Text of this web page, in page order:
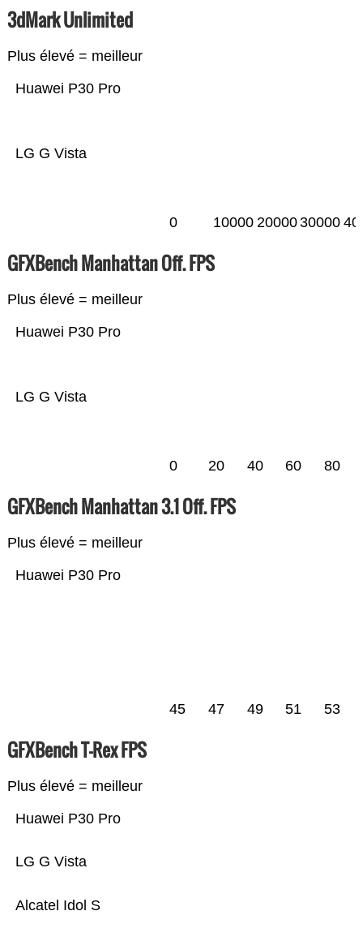
3dMark Unlimited
Plus élevé = meilleur
LG G Vista
Huawei P30 Pro
0 10000 2000030000
GFXBench Manhattan Off. FPS
Plus élevé = meilleur
LG G Vista
Huawei P30 Pro
0 20 40 60 80
GFXBench Manhattan 3.1 Off. FPS
Plus élevé = meilleur
Huawei P30 Pro
45 47 49 51 53
GFXBench T-Rex FPS
Plus élevé = meilleur
Alcatel Idol S
LG G Vista
Huawei P30 Pro